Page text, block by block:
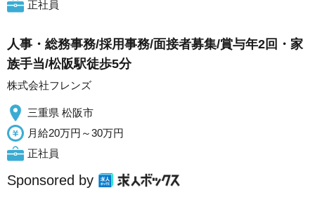
正社員
人事・総務事務/採用事務/面接者募集/賞与年2回・家
族手当/松阪駅徒歩5分
株式会社フレンズ
三重県 松阪市
月給20万円～30万円
正社員
Sponsored by